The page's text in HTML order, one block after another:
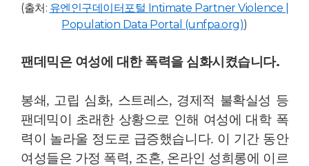
(출처: 유엔인구데이터포털 Intimate Partner Violence |
Population Data Portal (unfpa.org))
팬데믹은 여성에 대한 폭력을 심화시켰습니다.
봉쇄, 고립 심화, 스트레스, 경제적 불확실성 등
팬데믹이 초래한 상황으로 인해 여성에 대학 폭
력이 놀라울 정도로 급증했습니다. 이 기간 동안
여성들은 가정 폭력, 조혼, 온라인 성희롱에 이르